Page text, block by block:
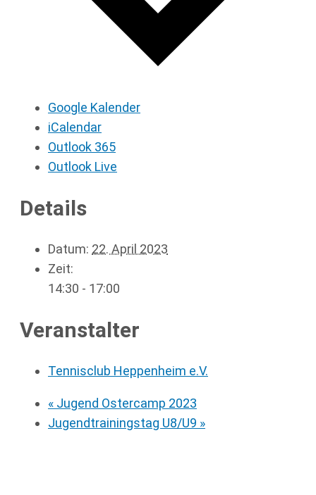
Google Kalender
iCalendar
Outlook 365
Outlook Live
Details
Datum: 22. April 2023
Zeit:
14:30 - 17:00
Veranstalter
Tennisclub Heppenheim e.V.
« Jugend Ostercamp 2023
Jugendtrainingstag U8/U9 »